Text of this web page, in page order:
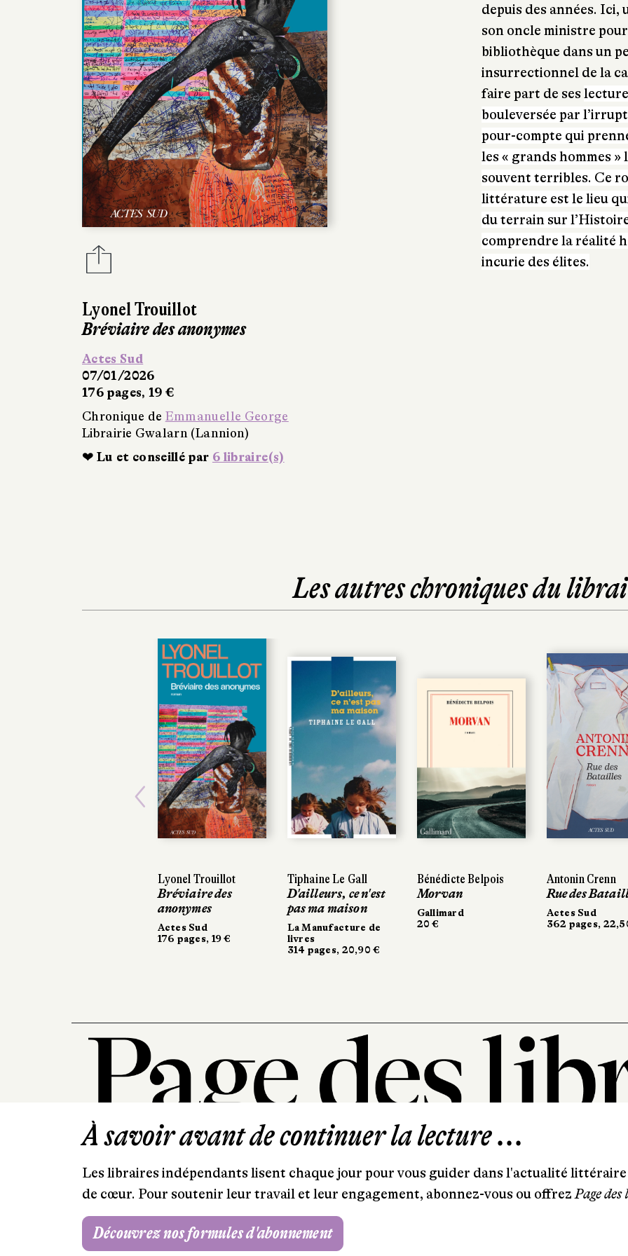
Lyonel Trouillot
Bréviaire des anonymes
Actes Sud
07/01/2026
176 pages, 19 €
Chronique de Emmanuelle George
Librairie Gwalarn (Lannion)
❤ Lu et conseillé par 6 libraire(s)
depuis des années.
son oncle ministre
bibliothèque dans un
insurrectionnel de la
faire part de ses
bouleversée par
pour-compte qui
les « grands hommes
souvent terribles. Ce
littérature est le lieu
du terrain sur
comprendre la réalité
incurie des élites.
Les autres chroniques du
Lyonel Trouillot
Bréviaire des
anonymes
Actes Sud
176 pages, 19 €
Tiphaine Le Gall
D'ailleurs, ce n'est
pas ma maison
La Manufacture de
livres
314 pages, 20,90 €
Bénédicte Belpois
Morvan
Gallimard
20 €
Antonin Crenn
Rue des
Actes Sud
362 pages,
Tiphaine Le Gall
D'ailleurs, ce n'est
pas ma maison
La Manufacture de
livres
314 pages, 20,90 €
Bénédicte Belpois
Morvan
Gallimard
20 €
Antonin Crenn
Rue des
Actes Sud
362 pages,
Previous
101, rue Saint-Lazare
T. 01 44 41 97 20
À savoir avant de continuer la lecture ...
Les libraires indépendants lisent chaque jour pour vous guider dans l'actualité
de cœur. Pour soutenir leur travail et leur engagement, abonnez-vous ou offrezPage
Découvrez nos formules d'abonnement